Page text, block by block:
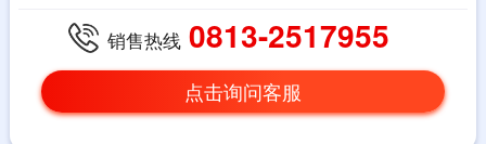
销售热线 0813-2517955
点击询问客服